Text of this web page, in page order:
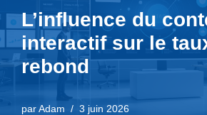
L’influence du
interactif sur le
rebond
parAdam 3 juin 2026